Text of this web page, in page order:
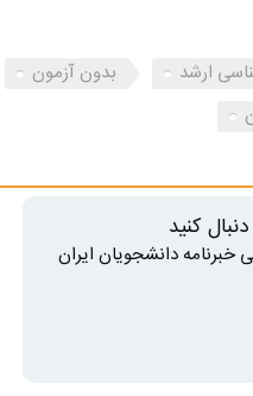
ارشد
بدون آزمون
کنید
دانشجویان ایران